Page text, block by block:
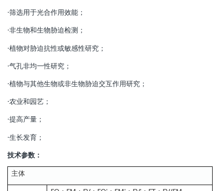
·筛选用于光合作用效能；
·非生物和生物胁迫检测；
·植物对胁迫抗性或敏感性研究；
·气孔非均一性研究；
·植物与其他生物或非生物胁迫交互作用研究；
·农业和园艺；
·提高产量；
·生长发育；
技术参数：
主体